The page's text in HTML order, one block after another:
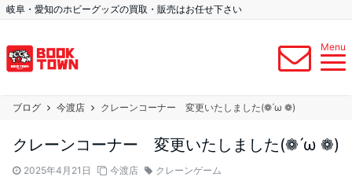
岐阜・愛知のホビーグッズの買取・販売はお任せ下さい
Menu
ブログ 今渡店 クレーンコーナー 変更いたしました(❁ ́ω ❁)
クレーンコーナー 変更いたしました(❁ ́ω ❁)
2025年4月21日 今渡店 クレーンゲーム